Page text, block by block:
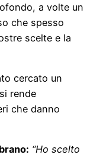
a volte un
che spesso
scelte e la
cercato un
rende
che danno
“Ho scelto